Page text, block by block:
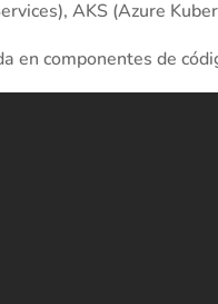
AKS (Azure
en componentes de